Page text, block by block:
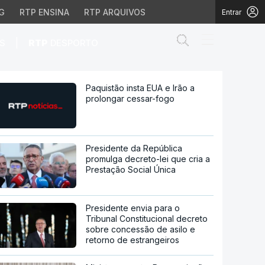
RTP ENSINA RTP ARQUIVOS Entrar
fogoPaquistão insta EUA e Irão a
prolongar cessar-fogo
Presidente da República
promulga decreto-lei que cria a
Prestação Social Única
Presidente envia para o
Tribunal Constitucional decreto
sobre concessão de asilo e
retorno de estrangeiros